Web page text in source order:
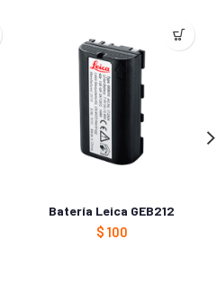
y web en este
comente.
Batería Leica GEB212
$ 100